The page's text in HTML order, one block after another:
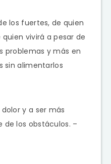
los fuertes, de quien
vivirá a pesar de
problemas y más en
sin alimentarlos
y a ser más
de los obstáculos. –